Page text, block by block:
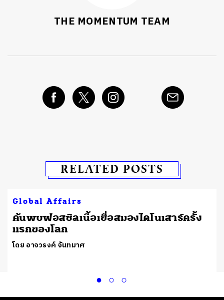
THE MOMENTUM TEAM
RELATED POSTS
Global Affairs
ค้นพบฟอสซิลเนื้อเยื่อสมองไดโนเสาร์ครั้ง
แรกของโลก
โดย อาจวรงค์ จันทมาศ